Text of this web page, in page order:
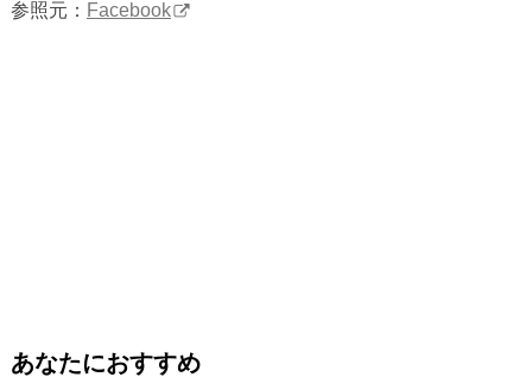
参照元： Facebook
あなたにおすすめ